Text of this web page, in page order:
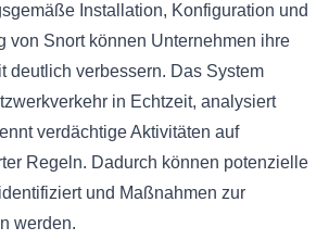
Installation, Konfiguration und
von Snort können Unternehmen ihre
deutlich verbessern. Das System
in Echtzeit, analysiert
verdächtige Aktivitäten auf
Regeln. Dadurch können potenzielle
und Maßnahmen zur
werden.